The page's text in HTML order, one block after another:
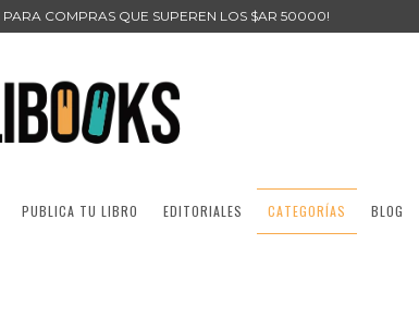
PARA COMPRAS QUE SUPEREN LOS $AR 50000!
PUBLICA TU LIBRO EDITORIALES CATEGORÍAS BLOG